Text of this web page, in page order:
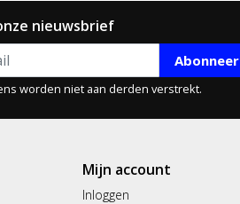
nieuwsbrief
Abonneer
worden niet aan derden verstrekt.
Mijn account
Inloggen